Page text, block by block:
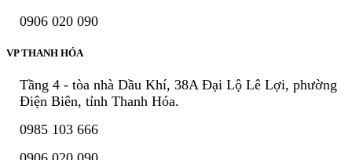
0906 020 090
VP THANH HÓA
Tầng 4 - tòa nhà Dầu Khí, 38A Đại Lộ Lê Lợi, phường
Điện Biên, tỉnh Thanh Hóa.
0985 103 666